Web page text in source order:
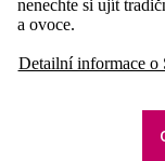
nenechte si ujít
a ovoce.
Detailní informace o